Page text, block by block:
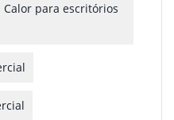
para escritórios